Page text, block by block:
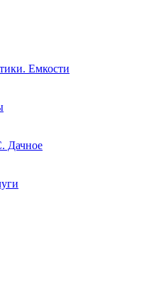
Емкости
Дачное